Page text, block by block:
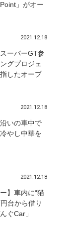
」がオー
2021.12.18
ーパーGT参
グプロジェ
したオープ
2021.12.18
いの車中で
やし中華を
2021.12.18
】車内に“猫
台から借り
ぐCar」